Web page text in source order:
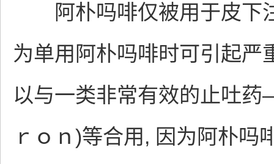
阿朴吗啡仅被用于皮下
为单用阿朴吗啡时可引起严
以与一类非常有效的止吐
ｒｏｎ)等合用, 因为阿朴吗